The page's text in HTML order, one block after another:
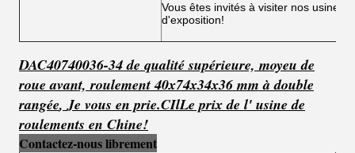
Vous êtes invités à visiter nos usines,
d'exposition!
DAC40740036-34 de qualité supérieure, moyeu de
roue avant, roulement 40x74x34x36 mm à double
rangée, Je vous en prie.CIlLe prix de l' usine de
roulements en Chine!
Contactez-nous librement